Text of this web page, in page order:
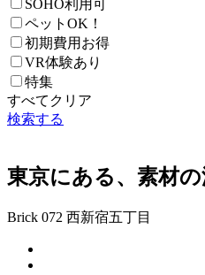
SOHO利用可
ペットOK！
初期費用お得
VR体験あり
特集
すべてクリア
検索する
東京にある、素材
Brick 072 西新宿五丁目